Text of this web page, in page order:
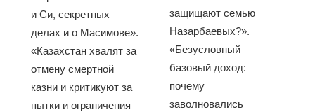
и Си, секретных
делах и о Масимове».
«Казахстан хвалят за
отмену смертной
казни и критикуют за
пытки и ограничения
защищают семью
Назарбаевых?».
«Безусловный
базовый доход:
почему
заволновались